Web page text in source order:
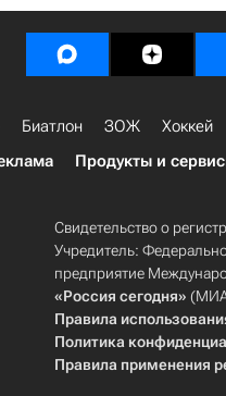
Биатлон ЗОЖ Хоккей
Продукты и
Свидетельство о
Учредитель:
предприятие
«Россия сегодня» (МИА
Правила
Политика
Правила применения